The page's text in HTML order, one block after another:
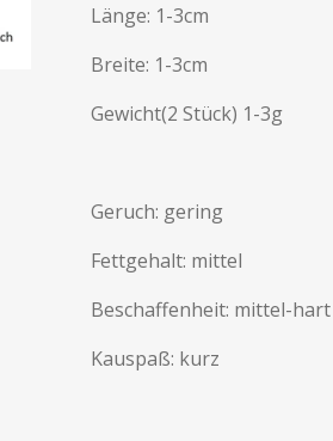
Länge: 1-3cm
Breite: 1-3cm
Gewicht(2 Stück) 1-3g
Geruch: gering
Fettgehalt: mittel
Beschaffenheit: mittel-hart
Kauspaß: kurz